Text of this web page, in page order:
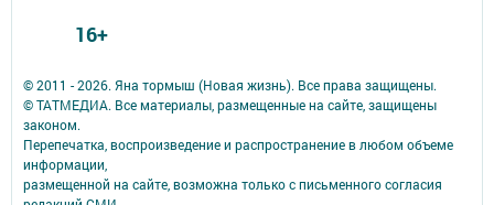
© 2011 - 2026. Яна тормыш (Новая жизнь). Все права защищены.
© ТАТМЕДИА. Все материалы, размещенные на сайте, защищены
законом.
Перепечатка, воспроизведение и распространение в любом объеме
информации,
размещенной на сайте, возможна только с письменного согласия
16+